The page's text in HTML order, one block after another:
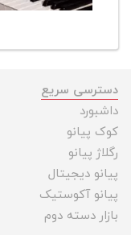
دسترسی سریع
داشبورد
کوک پیانو
رگلاژ پیانو
پیانو دیجیتال
پیانو آکوستیک
بازار دسته دوم